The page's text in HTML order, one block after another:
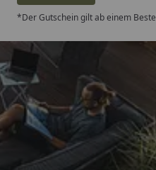
*Der Gutschein gilt ab einem